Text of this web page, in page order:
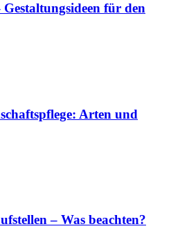
Gestaltungsideen für den
Arten und
– Was beachten?